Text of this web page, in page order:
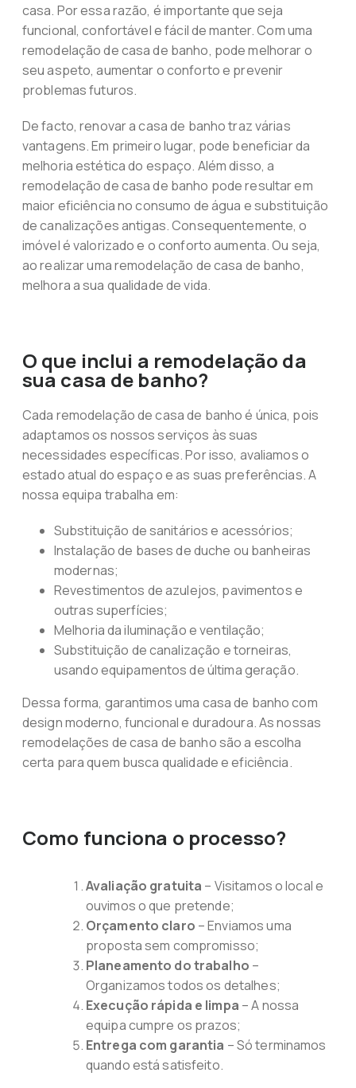
casa. Por essa razão, é importante que seja
funcional, confortável e fácil de manter. Com uma
remodelação de casa de banho, pode melhorar o
seu aspeto, aumentar o conforto e prevenir
problemas futuros.
De facto, renovar a casa de banho traz várias
vantagens. Em primeiro lugar, pode beneficiar da
melhoria estética do espaço. Além disso, a
remodelação de casa de banho pode resultar em
maior eficiência no consumo de água e substituição
de canalizações antigas. Consequentemente, o
imóvel é valorizado e o conforto aumenta. Ou seja,
ao realizar uma remodelação de casa de banho,
melhora a sua qualidade de vida.
O que inclui a remodelação da
sua casa de banho?
Cada remodelação de casa de banho é única, pois
adaptamos os nossos serviços às suas
necessidades específicas. Por isso, avaliamos o
estado atual do espaço e as suas preferências. A
nossa equipa trabalha em:
Substituição de sanitários e acessórios;
Instalação de bases de duche ou banheiras
modernas;
Revestimentos de azulejos, pavimentos e
outras superfícies;
Melhoria da iluminação e ventilação;
Substituição de canalização e torneiras,
usando equipamentos de última geração.
Dessa forma, garantimos uma casa de banho com
design moderno, funcional e duradoura. As nossas
remodelações de casa de banho são a escolha
certa para quem busca qualidade e eficiência.
Como funciona o processo?
Avaliação gratuita – Visitamos o local e
ouvimos o que pretende;
Orçamento claro – Enviamos uma
proposta sem compromisso;
Planeamento do trabalho –
Organizamos todos os detalhes;
Execução rápida e limpa – A nossa
equipa cumpre os prazos;
Entrega com garantia – Só terminamos
quando está satisfeito.